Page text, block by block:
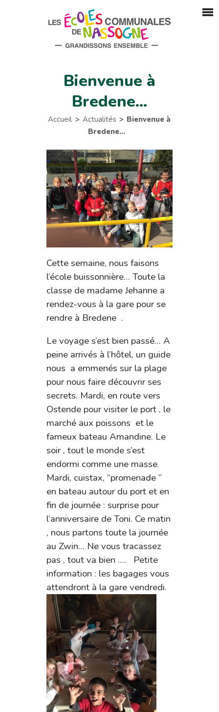
Bienvenue à
Bredene…
Accueil Actualités
Bienvenue à
Bredene…
Cette semaine, nous faisons
l’école buissonnière… Toute la
classe de madame Jehanne a
rendez-vous à la gare pour se
rendre à Bredene .
Le voyage s’est bien passé… A
peine arrivés à l’hôtel, un guide
nous a emmenés sur la plage
pour nous faire découvrir ses
secrets. Mardi, en route vers
Ostende pour visiter le port , le
marché aux poissons et le
fameux bateau Amandine. Le
soir , tout le monde s’est
endormi comme une masse.
Mardi, cuistax, “promenade ”
en bateau autour du port et en
fin de journée : surprise pour
l’anniversaire de Toni. Ce matin
, nous partons toute la journée
au Zwin… Ne vous tracassez
pas , tout va bien …. Petite
information : les bagages vous
attendront à la gare vendredi.